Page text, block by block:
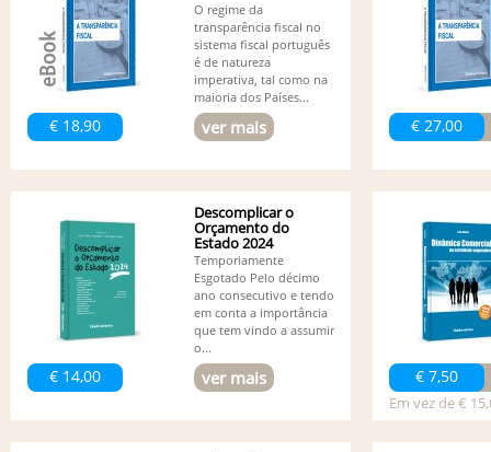
€ 18,90
O regime da
transparência fiscal no
sistema fiscal português
é de natureza
imperativa, tal como na
maioria dos Países...
ver mais € 27,00
€ 14,00
Descomplicar o
Orçamento do
Estado 2024
Temporiamente
Esgotado Pelo décimo
ano consecutivo e tendo
em conta a importância
que tem vindo a assumir
o...
ver mais € 7,50
Em vez de €